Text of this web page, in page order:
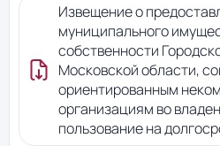
Извещение о
муниципального
собственности
Московской области,
ориентированным
организациям во
пользование на